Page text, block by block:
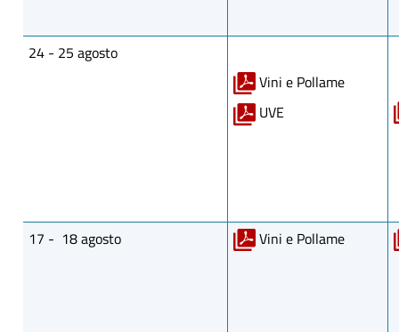
24 - 25 agosto
Vini e Pollame
UVE
17 - 18 agosto Vini e Pollame